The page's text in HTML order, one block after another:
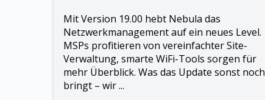
Mit Version 19.00 hebt Nebula das
Netzwerkmanagement auf ein neues Level.
MSPs profitieren von vereinfachter Site-
Verwaltung, smarte WiFi-Tools sorgen für
mehr Überblick. Was das Update sonst noch
bringt – wir ...